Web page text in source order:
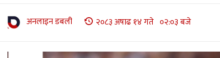
अनलाइन डबली २०८३ अषाढ १४ गते ०२:०३ बजे